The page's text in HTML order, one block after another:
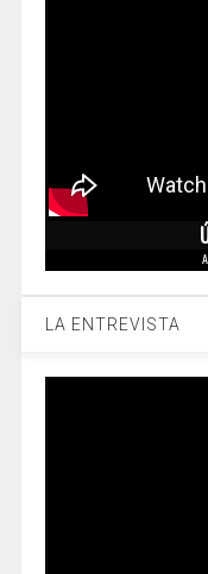
LA ENTREVISTA